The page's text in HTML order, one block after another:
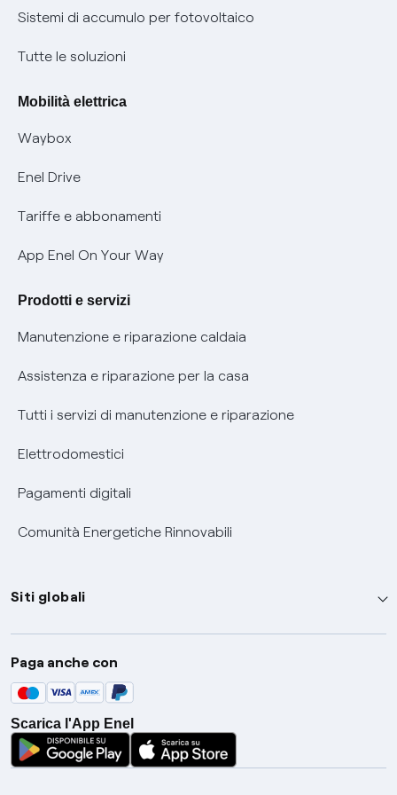
Informazioni precontrattuali prodotti e servizi
Condizioni generali di contratto prodotti e servizi
Certificazioni
Nuove regole europee per la protezione dei dati
Offerte Placet non vulnerabili
Offerta Tutela Vulnerabilità Gas
Mobilità Elettrica
Phishing e truffe online
Verifica chi ti ha chiamato
Informativa RAEE
Sistemi di accumulo per fotovoltaico
Tutte le soluzioni
Mobilità elettrica
Waybox
Enel Drive
Tariffe e abbonamenti
App Enel On Your Way
Prodotti e servizi
Manutenzione e riparazione caldaia
Assistenza e riparazione per la casa
Tutti i servizi di manutenzione e riparazione
Elettrodomestici
Pagamenti digitali
Comunità Energetiche Rinnovabili
Siti globali
Enel Group
Enel Green Power
Global Trading
Global Procurement
Gridspertise
Paga anche con
Scarica l'App Enel